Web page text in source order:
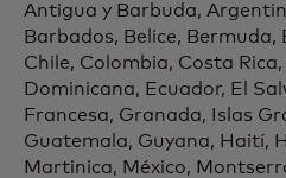
Antigua y Barbuda,
Barbados, Belice, Bermuda,
Chile, Colombia, Costa
Dominicana, Ecuador, El
Francesa, Granada, Islas
Guatemala, Guyana, Haití,
Martinica, México,